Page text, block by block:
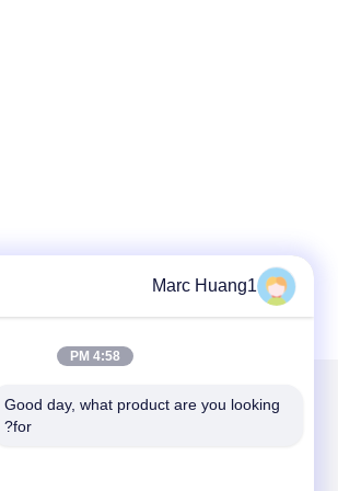
Marc Huang1
4:58 PM
Good day, what product are you looking
for?